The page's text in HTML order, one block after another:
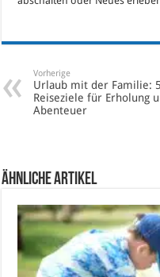
Vorherige
Urlaub mit der Familie:
Reiseziele für Erholung
Abenteuer
Ähnliche Artikel